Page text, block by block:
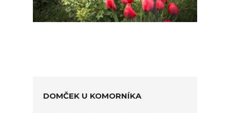
DOMČEK U KOMORNÍKA